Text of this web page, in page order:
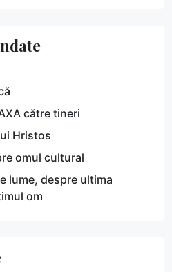
către tineri
Hristos
omul cultural
lume, despre ultima
om